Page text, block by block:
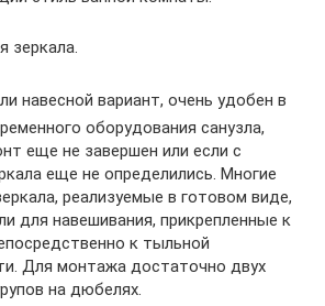
зеркала.
навесной вариант, очень удобен в
оборудования санузла,
еще не завершен или если с
еще не определились. Многие
реализуемые в готовом виде,
для навешивания, прикрепленные к
к тыльной
Для монтажа достаточно двух
на дюбелях.